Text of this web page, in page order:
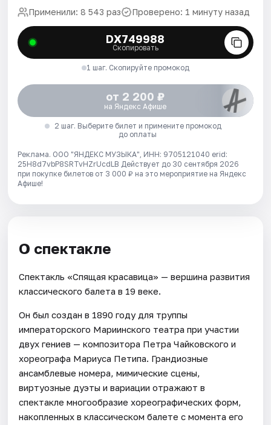
Применили: 8 543 раз Проверено: 1 минуту назад
DX749988
Скопировать
1 шаг. Скопируйте промокод
от 2 200 ₽
на Яндекс Афише
2 шаг. Выберите билет и примените промокод
до оплаты
Реклама. ООО "ЯНДЕКС МУЗЫКА", ИНН: 9705121040 erid:
25H8d7vbP8SRTvHZrUcdLB Действует до 30 сентября 2026
при покупке билетов от 3 000 ₽ на это мероприятие на Яндекс
Афише!
О спектакле
Спектакль «Спящая красавица» — вершина развития
классического балета в 19 веке.
Он был создан в 1890 году для труппы
императорского Мариинского театра при участии
двух гениев — композитора Петра Чайковского и
хореографа Мариуса Петипа. Грандиозные
ансамблевые номера, мимические сцены,
виртуозные дуэты и вариации отражают в
спектакле многообразие хореографических форм,
накопленных в классическом балете с момента его